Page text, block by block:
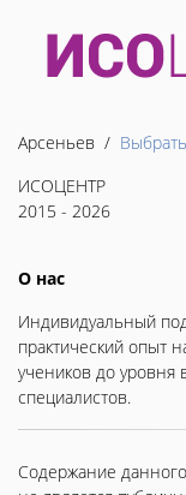
Арсеньев /
ИСОЦЕНТР
2015 - 2026
О нас
Индивидуальный
практический опыт
учеников до уровня
специалистов.
Содержание